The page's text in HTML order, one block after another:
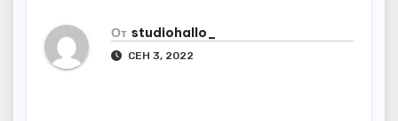
От studiohallo_
СЕН 3, 2022